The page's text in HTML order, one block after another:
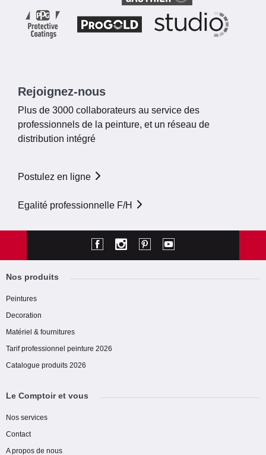
Rejoignez-nous
Plus de 3000 collaborateurs au service des
professionnels de la peinture, et un réseau de
distribution intégré
Postulez en ligne
Egalité professionnelle F/H
Nos produits
Peintures
Decoration
Matériel & fournitures
Tarif professionnel peinture 2026
Catalogue produits 2026
Le Comptoir et vous
Nos services
Contact
A propos de nous